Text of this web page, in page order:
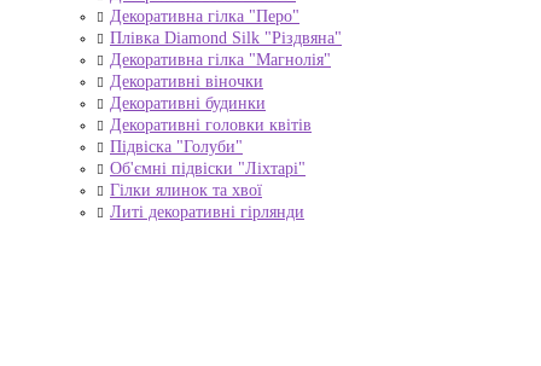
Декоративна гілка "Перо"
Плівка Diamond Silk "Різдвяна"
Декоративна гілка "Магнолія"
Декоративні віночки
Декоративні будинки
Декоративні головки квітів
Підвіска "Голуби"
Об'ємні підвіски "Ліхтарі"
Гілки ялинок та хвої
Литі декоративні гірлянди